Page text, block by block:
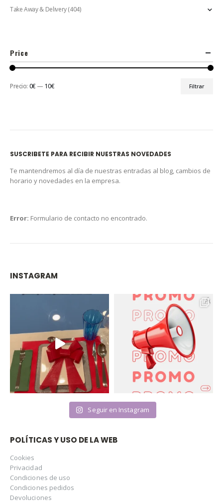
Take Away & Delivery(404)
Price
Filtrar
Precio: 0€ — 10€
SUSCRIBETE PARA RECIBIR NUESTRAS NOVEDADES
Te mantendremos al día de nuestras entradas al blog, cambios de
horario y novedades en la empresa.
Error: Formulario de contacto no encontrado.
INSTAGRAM
Seguir en Instagram
POLÍTICAS Y USO DE LA WEB
Cookies
Privacidad
Condiciones de uso
Condiciones pedidos
Devoluciones